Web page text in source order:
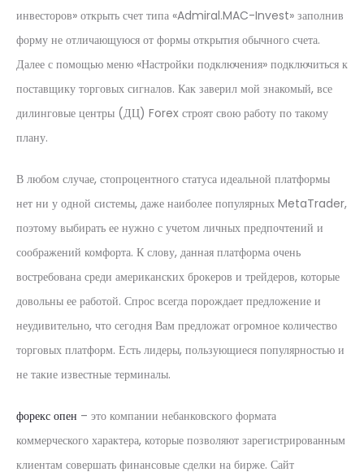
инвесторов» открыть счет типа «Admiral.MAC-Invest» заполнив
форму не отличающуюся от формы открытия обычного счета.
Далее с помощью меню «Настройки подключения» подключиться к
поставщику торговых сигналов. Как заверил мой знакомый, все
дилинговые центры (ДЦ) Forex строят свою работу по такому
плану.
В любом случае, стопроцентного статуса идеальной платформы
нет ни у одной системы, даже наиболее популярных MetaTrader,
поэтому выбирать ее нужно с учетом личных предпочтений и
соображений комфорта. К слову, данная платформа очень
востребована среди американских брокеров и трейдеров, которые
довольны ее работой. Спрос всегда порождает предложение и
неудивительно, что сегодня Вам предложат огромное количество
торговых платформ. Есть лидеры, пользующиеся популярностью и
не такие известные терминалы.
форекс опен – это компании небанковского формата
коммерческого характера, которые позволяют зарегистрированным
клиентам совершать финансовые сделки на бирже. Сайт